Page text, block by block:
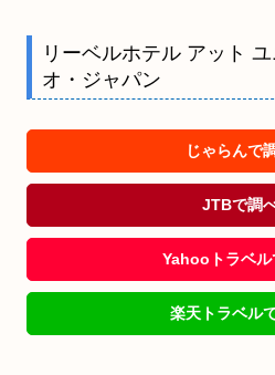
リーベルホテル アット
オ・ジャパン
じゃらんで
JTBで調
Yahooトラベル
楽天トラベル